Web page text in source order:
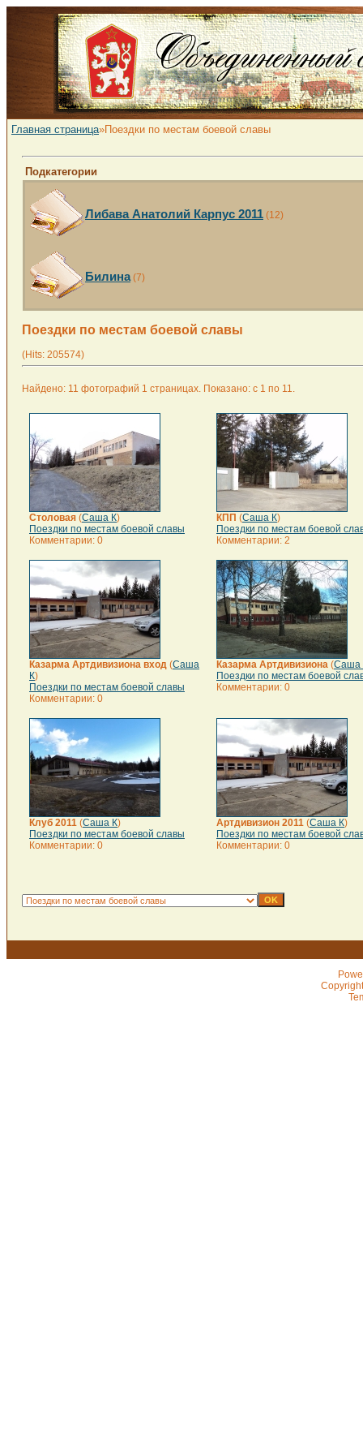
Главная страница»Поездки по местам боевой славы
Подкатегории
Либава Анатолий Карпус 2011 (12)
Билина(7)
Поездки по местам боевой славы
(Hits: 205574)
Найдено: 11 фотографий 1 страницах. Показано: с 1 по 11.
Столовая (Саша К)
Поездки по местам боевой славы
Комментарии: 0
КПП (Саша К)
Поездки по местам боевой
Комментарии: 2
Казарма Артдивизиона вход (Саша
К)
Поездки по местам боевой славы
Комментарии: 0
Казарма Артдивизиона (Саша
Поездки по местам боевой
Комментарии: 0
Клуб 2011 (Саша К)
Поездки по местам боевой славы
Комментарии: 0
Артдивизион 2011 (Саша К)
Поездки по местам боевой
Комментарии: 0